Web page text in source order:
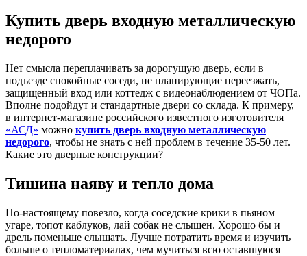
Купить дверь входную металлическую
недорого
Нет смысла переплачивать за дорогущую дверь, если в
подъезде спокойные соседи, не планирующие переезжать,
защищенный вход или коттедж с видеонаблюдением от ЧОПа.
Вполне подойдут и стандартные двери со склада. К примеру,
в интернет-магазине российского известного изготовителя
«АСД» можно купить дверь входную металлическую
недорого, чтобы не знать с ней проблем в течение 35-50 лет.
Какие это дверные конструкции?
Тишина наяву и тепло дома
По-настоящему повезло, когда соседские крики в пьяном
угаре, топот каблуков, лай собак не слышен. Хорошо бы и
дрель поменьше слышать. Лучше потратить время и изучить
больше о тепломатериалах, чем мучиться всю оставшуюся